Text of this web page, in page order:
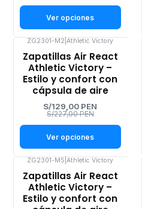
Ver opciones
-43%
OFF
ZG2301-M2 |Athletic Victory
Zapatillas Air React
Athletic Victory –
Estilo y confort con
cápsula de aire
S/129,00 PEN
S/227,00 PEN
Ver opciones
-43%
OFF
ZG2301-M5 |Athletic Victory
Zapatillas Air React
Athletic Victory –
Estilo y confort con